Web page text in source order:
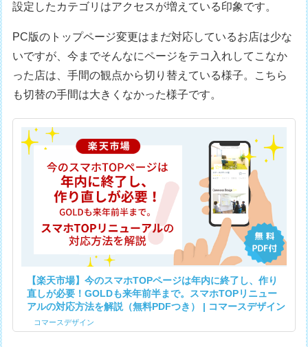
設定したカテゴリはアクセスが増えている印象です。
PC版のトップページ変更はまだ対応しているお店は少な
いですが、今までそんなにページをテコ入れしてこなか
った店は、手間の観点から切り替えている様子。こちら
も切替の手間は大きくなかった様子です。
【楽天市場】今のスマホTOPページは年内に終了し、作り
直しが必要！GOLDも来年前半まで。スマホTOPリニュー
アルの対応方法を解説（無料PDFつき） | コマースデザイン
コマースデザイン